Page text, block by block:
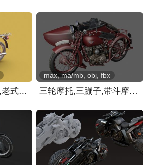
80年代摩托车,机车,老式摩.. 三轮摩托,三蹦子,带斗摩托..
max, ma/mb, obj, fbx